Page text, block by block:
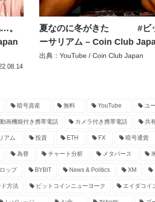
。
夏なのに冬がきた #ビッ
ーサリアム – Coin Club
出典：YouTube / Coin Club Japan
暗号資産 無料 YouTube ユ
画機能付き携帯電話 カメラ付き携帯電話 共
アム 投資 ETH FX 暗号通貨
為替 チャート分析 メタバース
ップ BYBIT News & Politics XM
方法 ビットコインニューヨーク エイダコイ